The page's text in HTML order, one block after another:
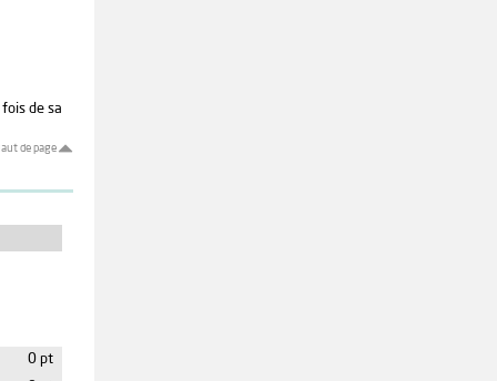
de sa
de page
0 pt